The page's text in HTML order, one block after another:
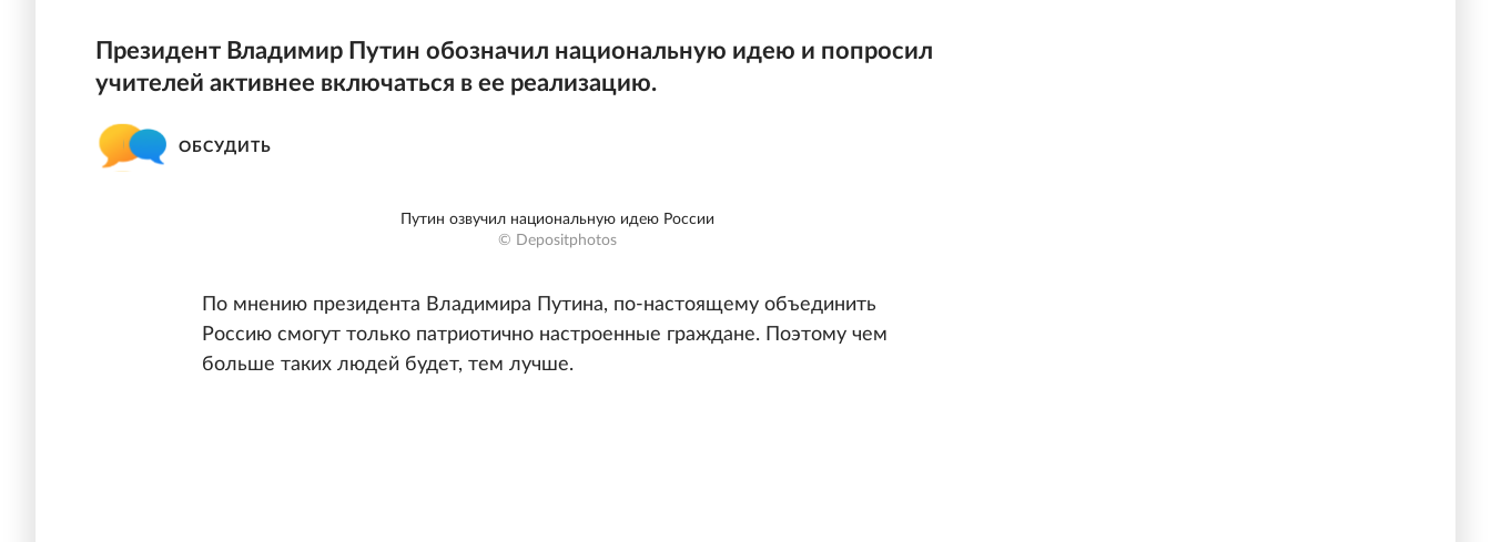
Президент Владимир Путин обозначил национальную идею и попросил
учителей активнее включаться в ее реализацию.
ОБСУДИТЬ
Путин озвучил национальную идею России
© Depositphotos
По мнению президента Владимира Путина, по-настоящему объединить
Россию смогут только патриотично настроенные граждане. Поэтому чем
больше таких людей будет, тем лучше.